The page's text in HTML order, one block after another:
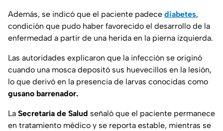
Además, se indicó que el paciente padece diabetes,
condición que pudo haber favorecido el desarrollo de la
enfermedad a partir de una herida en la pierna izquierda.
Las autoridades explicaron que la infección se originó
cuando una mosca depositó sus huevecillos en la lesión,
lo que derivó en la presencia de larvas conocidas como
gusano barrenador.
La Secretaría de Salud señaló que el paciente permanece
en tratamiento médico y se reporta estable, mientras se